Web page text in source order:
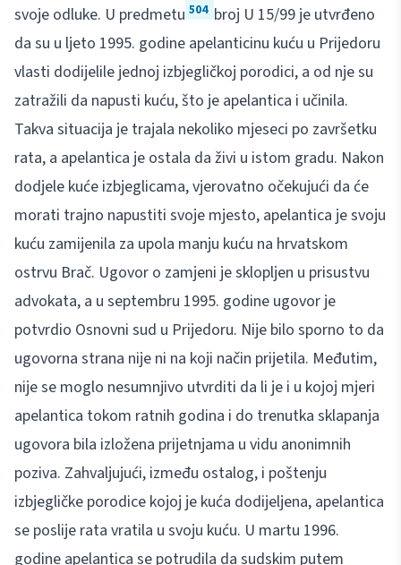
svoje odluke. U predmetu 504 broj U 15/99 je utvrđeno
da su u ljeto 1995. godine apelanticinu kuću u Prijedoru
vlasti dodijelile jednoj izbjegličkoj porodici, a od nje su
zatražili da napusti kuću, što je apelantica i učinila.
Takva situacija je trajala nekoliko mjeseci po završetku
rata, a apelantica je ostala da živi u istom gradu. Nakon
dodjele kuće izbjeglicama, vjerovatno očekujući da će
morati trajno napustiti svoje mjesto, apelantica je svoju
kuću zamijenila za upola manju kuću na hrvatskom
ostrvu Brač. Ugovor o zamjeni je sklopljen u prisustvu
advokata, a u septembru 1995. godine ugovor je
potvrdio Osnovni sud u Prijedoru. Nije bilo sporno to da
ugovorna strana nije ni na koji način prijetila. Međutim,
nije se moglo nesumnjivo utvrditi da li je i u kojoj mjeri
apelantica tokom ratnih godina i do trenutka sklapanja
ugovora bila izložena prijetnjama u vidu anonimnih
poziva. Zahvaljujući, između ostalog, i poštenju
izbjegličke porodice kojoj je kuća dodijeljena, apelantica
se poslije rata vratila u svoju kuću. U martu 1996.
godine apelantica se potrudila da sudskim putem